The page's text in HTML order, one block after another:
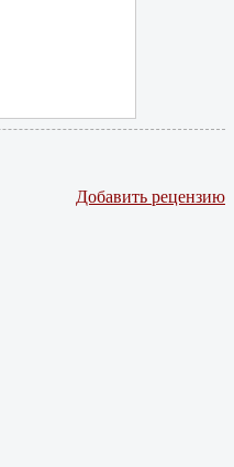
Добавить рецензию